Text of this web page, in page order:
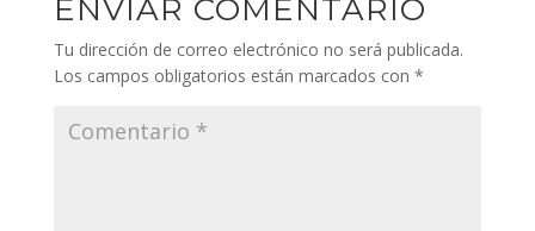
ENVIAR COMENTARIO
Tu dirección de correo electrónico no será publicada.
Los campos obligatorios están marcados con *